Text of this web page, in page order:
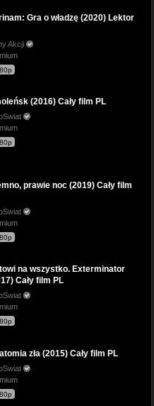
Gra o władzę (2020) Lektor
Akcji
(2016) Cały film PL
prawie noc (2019) Cały film
na wszystko. Exterminator
Cały film PL
zła (2015) Cały film PL